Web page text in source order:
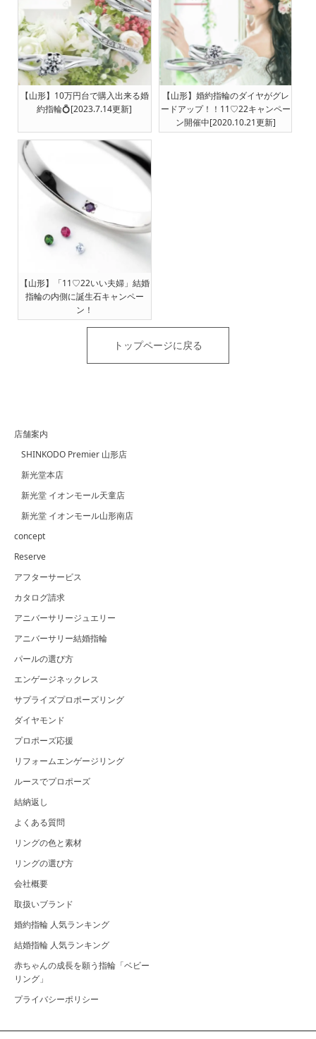
【山形】10万円台で購入出来る婚
約指輪💍[2023.7.14更新]
【山形】婚約指輪のダイヤがグレ
ードアップ！！11♡22キャンペー
ン開催中[2020.10.21更新]
【山形】「11♡22いい夫婦」結婚
指輪の内側に誕生石キャンペー
ン！
トップページに戻る
店舗案内
SHINKODO Premier 山形店
新光堂本店
新光堂 イオンモール天童店
新光堂 イオンモール山形南店
concept
Reserve
アフターサービス
カタログ請求
アニバーサリージュエリー
アニバーサリー結婚指輪
パールの選び方
エンゲージネックレス
サプライズプロポーズリング
ダイヤモンド
プロポーズ応援
リフォームエンゲージリング
ルースでプロポーズ
結納返し
よくある質問
リングの色と素材
リングの選び方
会社概要
取扱いブランド
婚約指輪 人気ランキング
結婚指輪 人気ランキング
赤ちゃんの成長を願う指輪「ベビー
リング」
プライバシーポリシー